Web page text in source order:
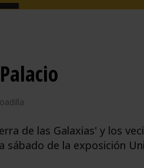
de las Galaxias' y los
sábado de la exposición